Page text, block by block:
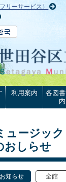
リーサービス）
利用案内
各図
内
ュージッ
おしらせ
お知らせ 全館